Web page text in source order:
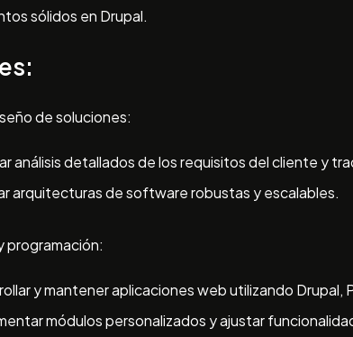
sólidos en Drupal.
de soluciones:
análisis detallados de los requisitos del cliente y
arquitecturas de software robustas y escalables.
programación:
y mantener aplicaciones web utilizando Drupal,
módulos personalizados y ajustar